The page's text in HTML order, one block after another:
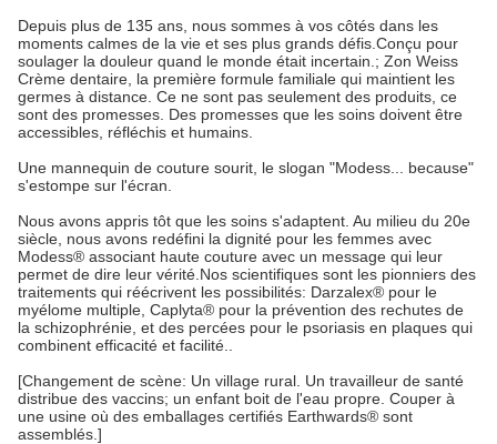
Depuis plus de 135 ans, nous sommes à vos côtés dans les
moments calmes de la vie et ses plus grands défis.Conçu pour
soulager la douleur quand le monde était incertain.; Zon Weiss
Crème dentaire, la première formule familiale qui maintient les
germes à distance. Ce ne sont pas seulement des produits, ce
sont des promesses. Des promesses que les soins doivent être
accessibles, réfléchis et humains.
Une mannequin de couture sourit, le slogan "Modess... because"
s'estompe sur l'écran.
Nous avons appris tôt que les soins s'adaptent. Au milieu du 20e
siècle, nous avons redéfini la dignité pour les femmes avec
Modess® associant haute couture avec un message qui leur
permet de dire leur vérité.Nos scientifiques sont les pionniers des
traitements qui réécrivent les possibilités: Darzalex® pour le
myélome multiple, Caplyta® pour la prévention des rechutes de
la schizophrénie, et des percées pour le psoriasis en plaques qui
combinent efficacité et facilité..
[Changement de scène: Un village rural. Un travailleur de santé
distribue des vaccins; un enfant boit de l'eau propre. Couper à
une usine où des emballages certifiés Earthwards® sont
assemblés.]